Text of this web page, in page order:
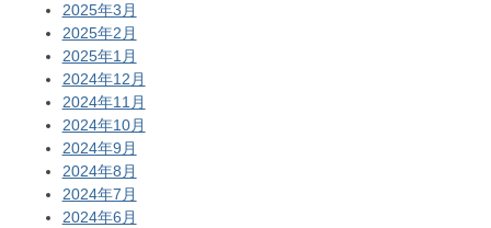
2025年3月
2025年2月
2025年1月
2024年12月
2024年11月
2024年10月
2024年9月
2024年8月
2024年7月
2024年6月